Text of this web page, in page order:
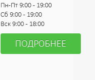
Пн-Пт 9:00 - 19:00
Сб 9:00 - 19:00
Вск 9:00 - 18:00
ПОДРОБНЕЕ